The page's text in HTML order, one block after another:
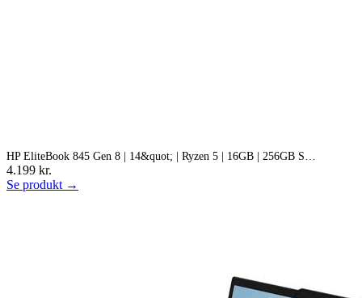
HP EliteBook 845 Gen 8 | 14&quot; | Ryzen 5 | 16GB | 256GB S…
4.199 kr.
Se produkt →